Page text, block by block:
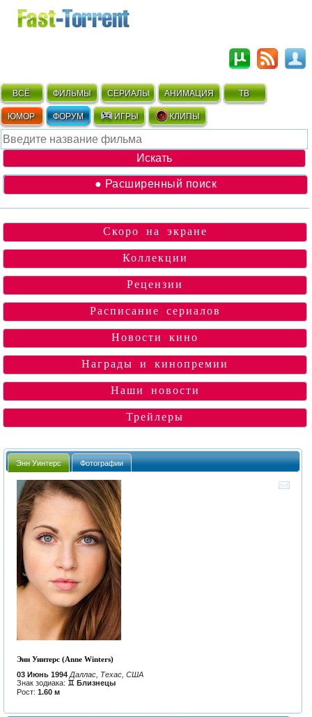
ВСЁ ФИЛЬМЫ СЕРИАЛЫ АНИМАЦИЯ ТВ
ЮМОР ФОРУМ ИГРЫ КЛИПЫ
● Расширенный поиск
Скоро на экране
Коллекции
Рецензии
Расписание сериалов
Новости кино
Награды и кинопремии
Наши новости
Трейлеры
Энн Уинтерс Фотографии
Энн Уинтерс (Anne Winters)
03 Июнь 1994 Даллас, Техас, США
Знак зодиака: ♊ Близнецы
Рост: 1.60 м